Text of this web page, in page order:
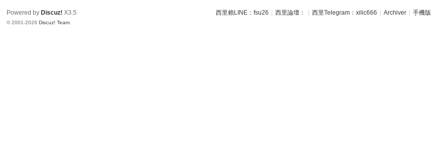
西里賴LINE：fsu26 西里論壇： 西里Telegram：xilic666 Archiver 手機版
Powered by Discuz! X3.5
© 2001-2026Discuz! Team